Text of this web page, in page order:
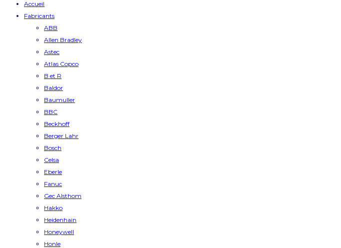
Accueil
Fabricants
ABB
Allen Bradley
Astec
Atlas Copco
B et R
Baldor
Baumuller
BBC
Beckhoff
Berger Lahr
Bosch
Celsa
Eberle
Fanuc
Gec Alsthom
Hakko
Heidenhain
Honeywell
Honle